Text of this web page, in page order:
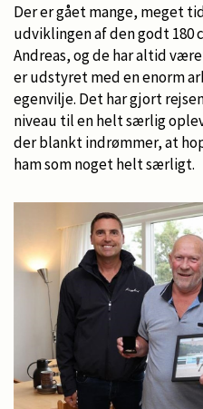
Der er gået mange, meget
udviklingen af den godt
Andreas, og de har altid
er udstyret med en enorm
egenvilje. Det har gjort
niveau til en helt særlig
der blankt indrømmer, at
ham som noget helt særligt.